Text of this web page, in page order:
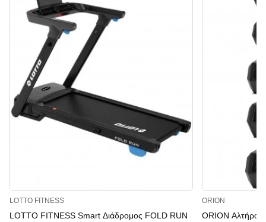
LOTTO FITNESS
LOTTO FITNESS Smart Διάδρομος FOLD RUN
ORION
ORION Αλτήρας